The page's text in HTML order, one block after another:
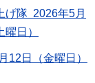
げ隊 2026年5月
日）
日（金曜日）